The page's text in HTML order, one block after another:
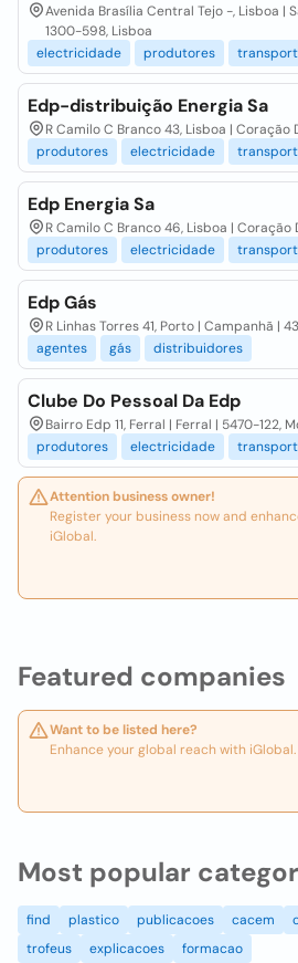
Featured companies
Want to be listed here?
Enhance your global reach with iGlobal.
Avenida Brasília Central Tejo -, Lisboa |
1300-598, Lisboa
electricidade
produtores
Edp-distribuição Energia Sa
R Camilo C Branco 43, Lisboa | Coração
produtores
electricidade
Edp Energia Sa
R Camilo C Branco 46, Lisboa | Coração
produtores
electricidade
Edp Gás
R Linhas Torres 41, Porto | Campanhã |
agentes
gás distribuidores
Clube Do Pessoal Da Edp
Bairro Edp 11, Ferral | Ferral | 5470-122,
produtores
electricidade
Attention business owner!
Register your business now and
iGlobal.
Most popular
find plastico publicacoes cacem
trofeus
explicacoes formacao